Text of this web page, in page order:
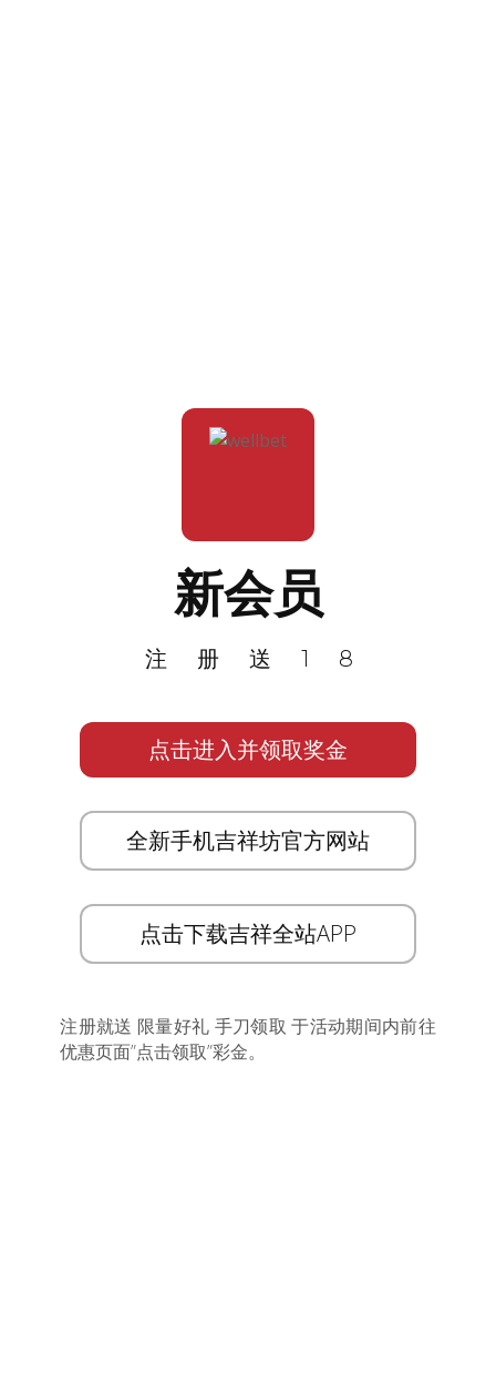
新会员
注册送18
点击进入并领取奖金
全新手机吉祥坊官方网站
点击下载吉祥全站APP
注册就送 限量好礼 手刀领取 于活动期间内前往
优惠页面”点击领取”彩金。